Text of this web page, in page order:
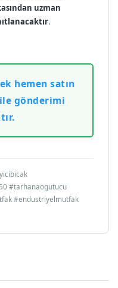
uzman
.
hemen satın
gönderimi
#tarhanaogutucu
#endustriyelmutfak